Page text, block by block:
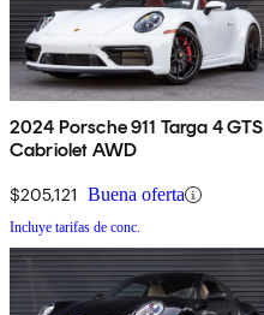
2024 Porsche 911 Targa 4 GTS
Cabriolet AWD
$205,121 Buena oferta
Incluye tarifas de conc.